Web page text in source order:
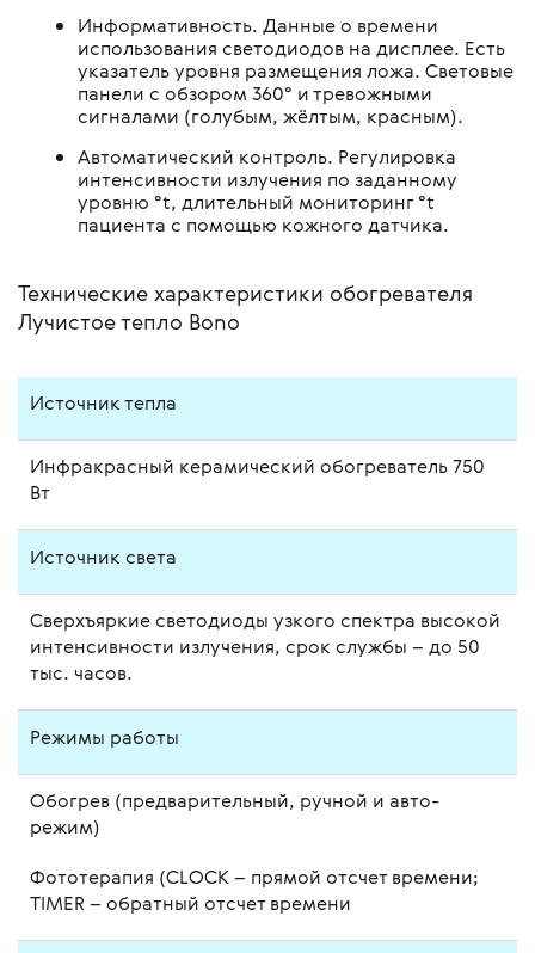
Информативность. Данные о времени
использования светодиодов на дисплее. Есть
указатель уровня размещения ложа. Световые
панели с обзором 360° и тревожными
сигналами (голубым, жёлтым, красным).
Автоматический контроль. Регулировка
интенсивности излучения по заданному
уровню °t, длительный мониторинг °t
пациента с помощью кожного датчика.
Технические характеристики обогревателя
Лучистое тепло Bono
Источник тепла
Инфракрасный керамический обогреватель 750
Вт
Источник света
Сверхъяркие светодиоды узкого спектра высокой
интенсивности излучения, срок службы – до 50
тыс. часов.
Режимы работы
Обогрев (предварительный, ручной и авто-
режим)
Фототерапия (CLOCK – прямой отсчет времени;
TIMER – обратный отсчет времени